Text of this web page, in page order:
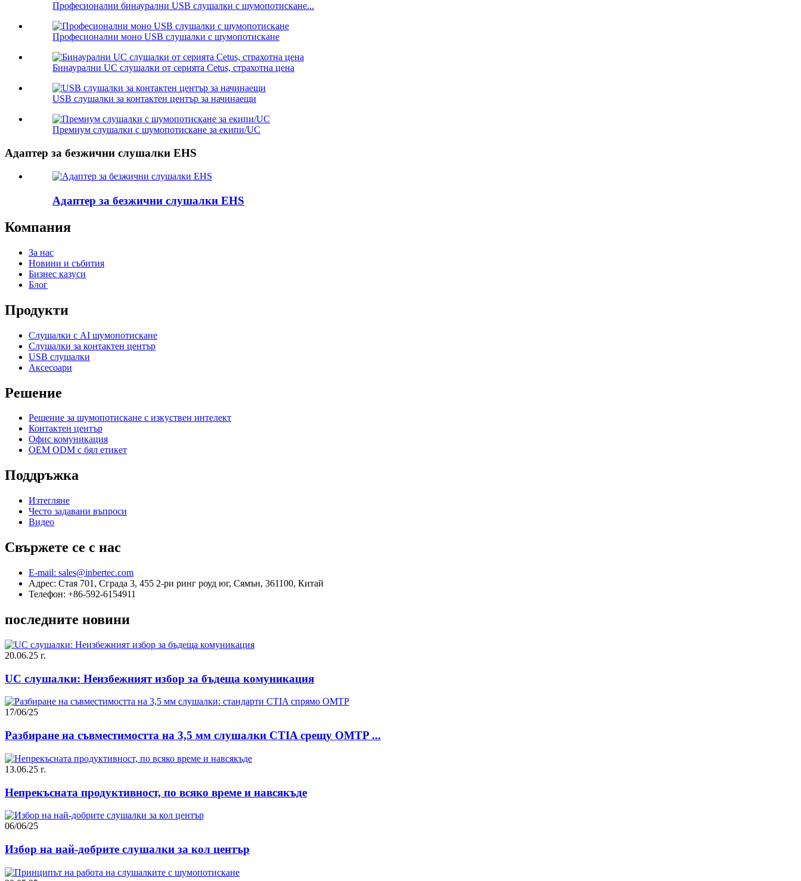
Професионални бинаурални USB слушалки с шумопотискане...
Професионални моно USB слушалки с шумопотискане
Бинаурални UC слушалки от серията Cetus, страхотна цена
USB слушалки за контактен център за начинаещи
Премиум слушалки с шумопотискане за екипи/UC
Адаптер за безжични слушалки EHS
Адаптер за безжични слушалки EHS
Компания
За нас
Новини и събития
Бизнес казуси
Блог
Продукти
Слушалки с AI шумопотискане
Слушалки за контактен център
USB слушалки
Аксесоари
Решение
Решение за шумопотискане с изкуствен интелект
Контактен център
Офис комуникация
OEM ODM с бял етикет
Поддръжка
Изтегляне
Често задавани въпроси
Видео
Свържете се с нас
E-mail: sales@inbertec.com
Адрес: Стая 701, Сграда 3, 455 2-ри ринг роуд юг, Сямън, 361100, Китай
Телефон: +86-592-6154911
последните новини
20.06.25 г.
UC слушалки: Неизбежният избор за бъдеща комуникация
17/06/25
Разбиране на съвместимостта на 3,5 мм слушалки CTIA срещу OMTP ...
13.06.25 г.
Непрекъсната продуктивност, по всяко време и навсякъде
06/06/25
Избор на най-добрите слушалки за кол център